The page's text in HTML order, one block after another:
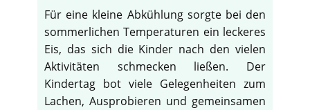
Für eine kleine Abkühlung sorgte bei den
sommerlichen Temperaturen ein leckeres
Eis, das sich die Kinder nach den vielen
Aktivitäten schmecken ließen. Der
Kindertag bot viele Gelegenheiten zum
Lachen, Ausprobieren und gemeinsamen